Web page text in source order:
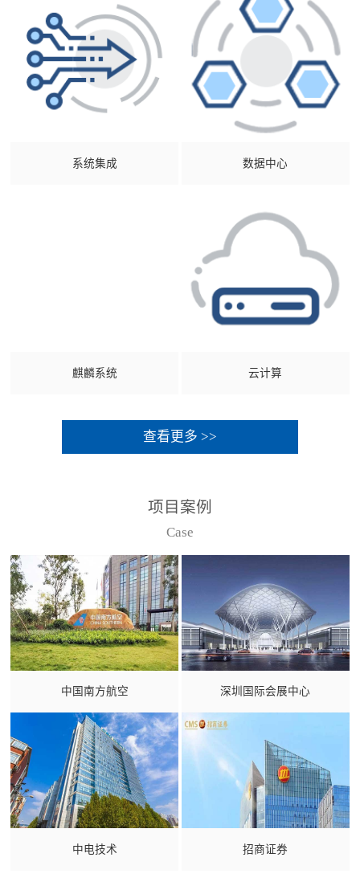
系统集成 数据中心
麒麟系统 云计算
查看更多 >>
项目案例
Case
中国南方航空 深圳国际会展中心
中电技术 招商证券